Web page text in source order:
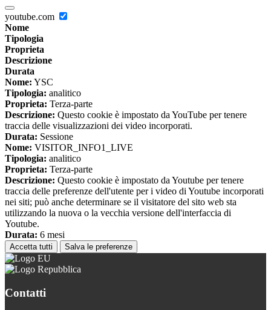
youtube.com
Nome
Tipologia
Proprieta
Descrizione
Durata
Nome: YSC
Tipologia: analitico
Proprieta: Terza-parte
Descrizione: Questo cookie è impostato da YouTube per tenere
traccia delle visualizzazioni dei video incorporati.
Durata: Sessione
Nome: VISITOR_INFO1_LIVE
Tipologia: analitico
Proprieta: Terza-parte
Descrizione: Questo cookie è impostato da Youtube per tenere
traccia delle preferenze dell'utente per i video di Youtube incorporati
nei siti; può anche determinare se il visitatore del sito web sta
utilizzando la nuova o la vecchia versione dell'interfaccia di
Youtube.
Durata: 6 mesi
Accetta tutti Salva le preferenze
Contatti